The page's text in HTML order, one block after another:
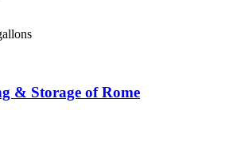
& Storage of Rome